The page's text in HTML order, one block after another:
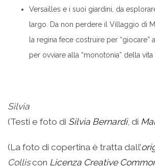
Versailles e i suoi giardini, da
largo. Da non perdere il Villaggio di
la regina fece costruire per “giocare”
per ovviare alla “monotonia” della vita
Silvia
(Testi e foto di Silvia Bernardi, di
(La foto di copertina è tratta dall’
Colliscon Licenza Creative